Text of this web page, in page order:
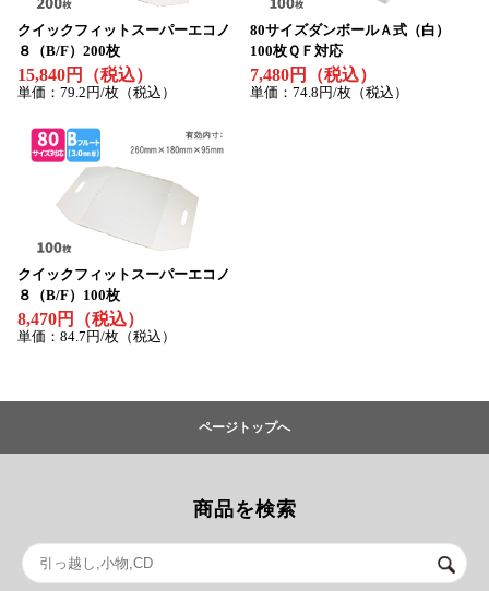
クイックフィットスーパーエコノ
８（B/F）200枚
15,840円（税込）
単価：79.2円/枚（税込）
80サイズダンボールＡ式（白）
100枚ＱＦ対応
7,480円（税込）
単価：74.8円/枚（税込）
クイックフィットスーパーエコノ
８（B/F）100枚
8,470円（税込）
単価：84.7円/枚（税込）
ページトップへ
商品を検索